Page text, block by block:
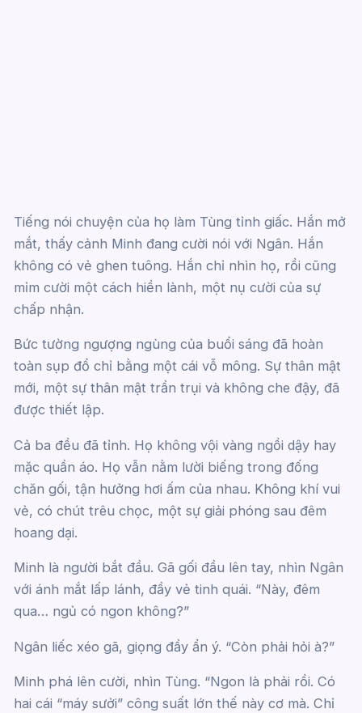
Tiếng nói chuyện của họ làm Tùng tỉnh giấc. Hắn mở
mắt, thấy cảnh Minh đang cười nói với Ngân. Hắn
không có vẻ ghen tuông. Hắn chỉ nhìn họ, rồi cũng
mỉm cười một cách hiền lành, một nụ cười của sự
chấp nhận.
Bức tường ngượng ngùng của buổi sáng đã hoàn
toàn sụp đổ chỉ bằng một cái vỗ mông. Sự thân mật
mới, một sự thân mật trần trụi và không che đậy, đã
được thiết lập.
Cả ba đều đã tỉnh. Họ không vội vàng ngồi dậy hay
mặc quần áo. Họ vẫn nằm lười biếng trong đống
chăn gối, tận hưởng hơi ấm của nhau. Không khí vui
vẻ, có chút trêu chọc, một sự giải phóng sau đêm
hoang dại.
Minh là người bắt đầu. Gã gối đầu lên tay, nhìn Ngân
với ánh mắt lấp lánh, đầy vẻ tinh quái. “Này, đêm
qua… ngủ có ngon không?”
Ngân liếc xéo gã, giọng đầy ẩn ý. “Còn phải hỏi à?”
Minh phá lên cười, nhìn Tùng. “Ngon là phải rồi. Có
hai cái “máy sưởi” công suất lớn thế này cơ mà. Chỉ